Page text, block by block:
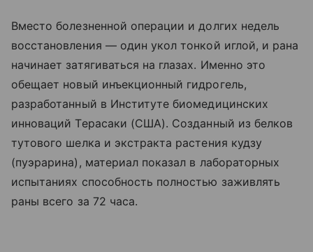
Вместо болезненной операции и долгих недель
восстановления — один укол тонкой иглой, и рана
начинает затягиваться на глазах. Именно это
обещает новый инъекционный гидрогель,
разработанный в Институте биомедицинских
инноваций Терасаки (США). Созданный из белков
тутового шелка и экстракта растения кудзу
(пуэрарина), материал показал в лабораторных
испытаниях способность полностью заживлять
раны всего за 72 часа.